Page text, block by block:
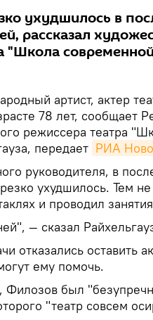
ухудшилось в
рассказал
"Школа
артист, актер
78 лет, сообщает
режиссера театра
передает РИА
руководителя, в
ухудшилось. Тем
и проводил
— сказал
отказались оставить
ему помочь.
Филозов был
"театр совсем